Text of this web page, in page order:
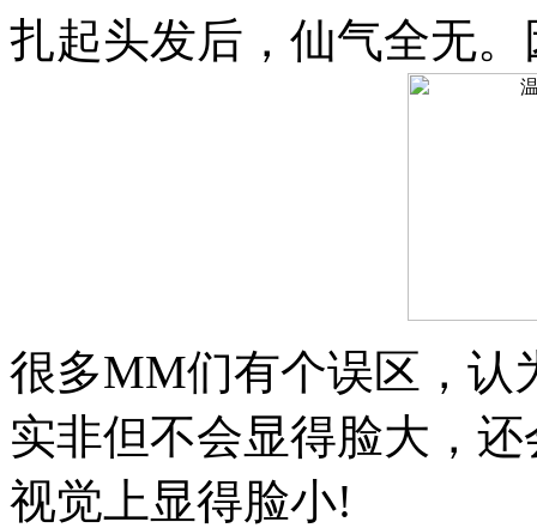
扎起头发后，仙气全无
很多MM们有个误区，认
实非但不会显得脸大，
视觉上显得脸小!